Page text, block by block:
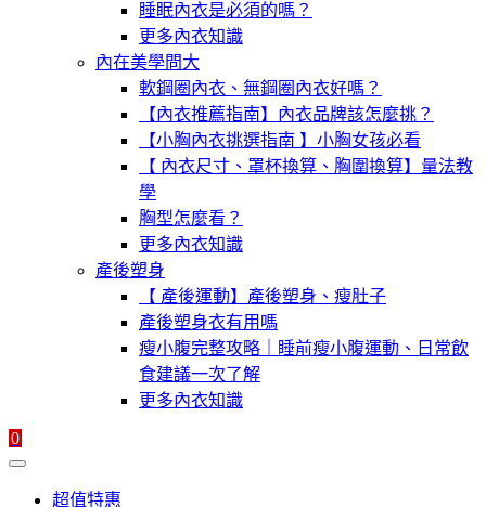
睡眠內衣是必須的嗎？
更多內衣知識
內在美學問大
軟鋼圈內衣、無鋼圈內衣好嗎？
【內衣推薦指南】內衣品牌該怎麼挑？
【小胸內衣挑選指南 】小胸女孩必看
【 內衣尺寸、罩杯換算、胸圍換算】量法教
學
胸型怎麼看？
更多內衣知識
產後塑身
【 產後運動】產後塑身、瘦肚子
產後塑身衣有用嗎
瘦小腹完整攻略｜睡前瘦小腹運動、日常飲
食建議一次了解
更多內衣知識
0
超值特惠